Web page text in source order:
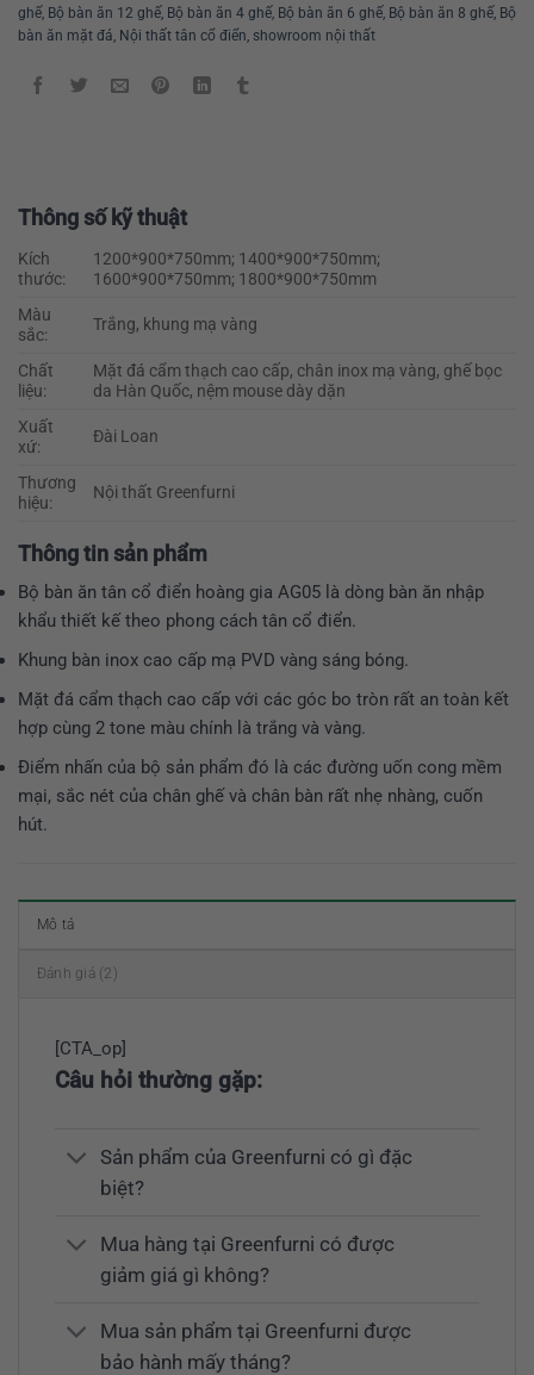
ghế Bộ bàn ăn 12 ghế Bộ bàn ăn 4 ghế Bộ bàn ăn 6 ghế Bộ bàn ăn 8 ghế Bộ
bàn ăn mặt đá Nội thất tân cổ điển showroom nội thất
Thông số kỹ thuật
Kích
thước:
1200*900*750mm; 1400*900*750mm;
1600*900*750mm; 1800*900*750mm
Màu
sắc:
Trắng, khung mạ vàng
Chất
liệu:
Mặt đá cẩm thạch cao cấp, chân inox mạ vàng, ghế bọc
da Hàn Quốc, nệm mouse dày dặn
Xuất
xứ:
Đài Loan
Thương
hiệu:
Nội thất Greenfurni
Thông tin sản phẩm
Bộ bàn ăn tân cổ điển hoàng gia AG05 là dòng bàn ăn nhập
khẩu thiết kế theo phong cách tân cổ điển.
Khung bàn inox cao cấp mạ PVD vàng sáng bóng.
Mặt đá cẩm thạch cao cấp với các góc bo tròn rất an toàn kết
hợp cùng 2 tone màu chính là trắng và vàng.
Điểm nhấn của bộ sản phẩm đó là các đường uốn cong mềm
mại, sắc nét của chân ghế và chân bàn rất nhẹ nhàng, cuốn
hút.
Mô tả
Đánh giá (2)
[CTA_op]
Câu hỏi thường gặp:
Sản phẩm của Greenfurni có gì đặc
biệt?
Mua hàng tại Greenfurni có được
giảm giá gì không?
Mua sản phẩm tại Greenfurni được
bảo hành mấy tháng?